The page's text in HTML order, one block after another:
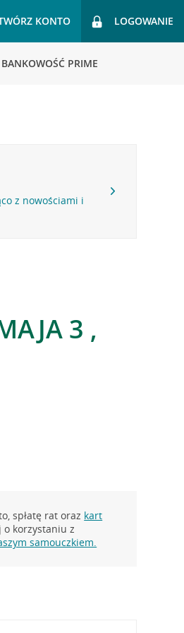
KONTO LOGOWANIE
BANKOWOŚĆ PRIME
z nowościami i
3 ,
spłatę rat oraz kart
o korzystaniu z
samouczkiem.